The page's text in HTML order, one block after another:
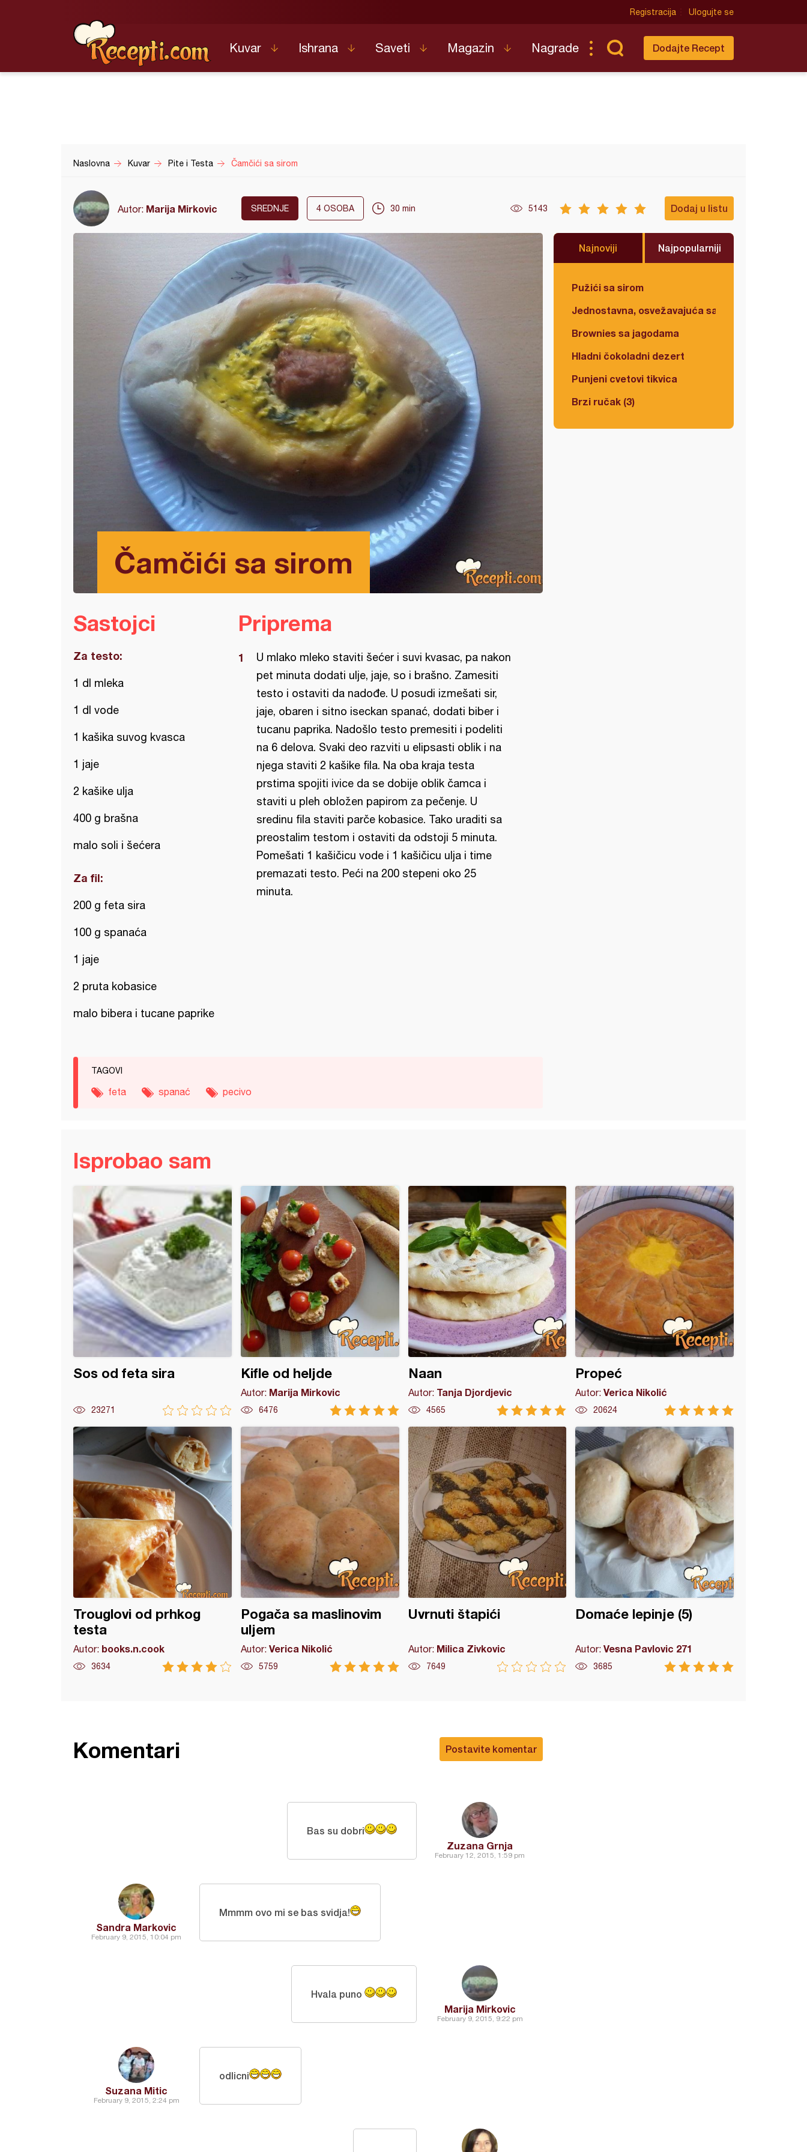
Registracija Ulogujte se
Kuvar Ishrana Saveti Magazin Nagrade Dodajte Recept
Naslovna Kuvar Pite i Testa Čamčići sa sirom
Autor: Marija Mirkovic SREDNJE 4 OSOBA 30 min 5143 Dodaj u listu
Čamčići sa sirom
Najnoviji Najpopularniji
Pužići sa sirom
Jednostavna, osvežavajuća salata
Brownies sa jagodama
Hladni čokoladni dezert
Punjeni cvetovi tikvica
Brzi ručak (3)
Sastojci
Za testo:
1 dl mleka
1 dl vode
1 kašika suvog kvasca
1 jaje
2 kašike ulja
400 g brašna
malo soli i šećera
Za fil:
200 g feta sira
100 g spanaća
1 jaje
2 pruta kobasice
malo bibera i tucane paprike
Priprema
U mlako mleko staviti šećer i suvi kvasac, pa nakon
pet minuta dodati ulje, jaje, so i brašno. Zamesiti
testo i ostaviti da nadođe. U posudi izmešati sir,
jaje, obaren i sitno iseckan spanać, dodati biber i
tucanu paprika. Nadošlo testo premesiti i podeliti
na 6 delova. Svaki deo razviti u elipsasti oblik i na
njega staviti 2 kašike fila. Na oba kraja testa
prstima spojiti ivice da se dobije oblik čamca i
staviti u pleh obložen papirom za pečenje. U
sredinu fila staviti parče kobasice. Tako uraditi sa
preostalim testom i ostaviti da odstoji 5 minuta.
Pomešati 1 kašičicu vode i 1 kašičicu ulja i time
premazati testo. Peći na 200 stepeni oko 25
minuta.
TAGOVI
feta spanać pecivo
Isprobao sam
Sos od feta sira
23271
Kifle od heljde
Autor: Marija Mirkovic
6476
Naan
Autor: Tanja Djordjevic
4565
Propeć
Autor:Verica Nikolić
20624
Trouglovi od prhkog
testa
Autor: books.n.cook
3634
Pogača sa maslinovim
uljem
Autor: Verica Nikolić
5759
Uvrnuti štapići
Autor: Milica Zivkovic
7649
Domaće lepinje (5)
Autor:Vesna Pavlovic 271
3685
Postavite komentar
Komentari
Zuzana Grnja
February 12, 2015, 1:59 pm
Bas su dobri
Sandra Markovic
February 9, 2015, 10:04 pm
Mmmm ovo mi se bas svidja!
Marija Mirkovic
February 9, 2015, 9:22 pm
Hvala puno
Suzana Mitic
February 9, 2015, 2:24 pm
odlicni